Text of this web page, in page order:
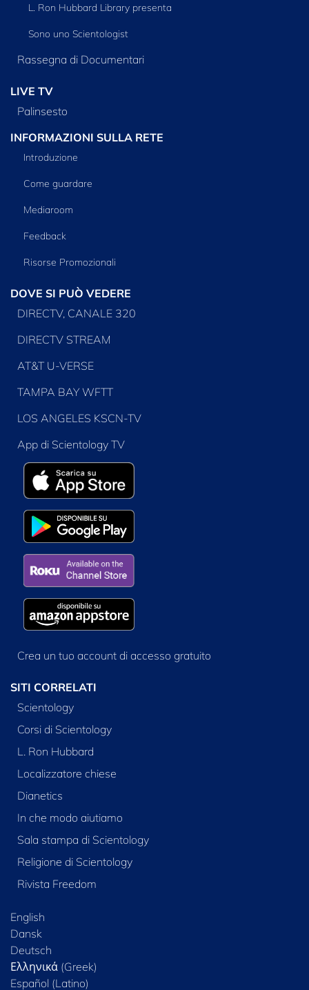
L. Ron Hubbard Library presenta
Sono uno Scientologist
Rassegna di Documentari
LIVE TV
Palinsesto
INFORMAZIONI SULLA RETE
Introduzione
Come guardare
Mediaroom
Feedback
Risorse Promozionali
DOVE SI PUÒ VEDERE
DIRECTV, CANALE 320
DIRECTV STREAM
AT&T U-VERSE
TAMPA BAY WFTT
LOS ANGELES KSCN-TV
App di Scientology TV
Crea un tuo account di accesso gratuito
SITI CORRELATI
Scientology
Corsi di Scientology
L. Ron Hubbard
Localizzatore chiese
Dianetics
In che modo aiutiamo
Sala stampa di Scientology
Religione di Scientology
Rivista Freedom
English
Dansk
Deutsch
Ελληνικά (Greek)
Español (Latino)